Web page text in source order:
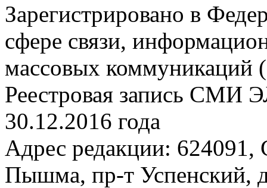
Зарегистрировано в
сфере связи,
массовых коммуникаций
Реестровая запись СМИ
30.12.2016 года
Адрес редакции: 624091,
Пышма, пр-т Успенский,